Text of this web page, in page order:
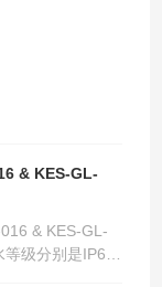
& KES-GL-
& KES-GL-
级分别是IP64